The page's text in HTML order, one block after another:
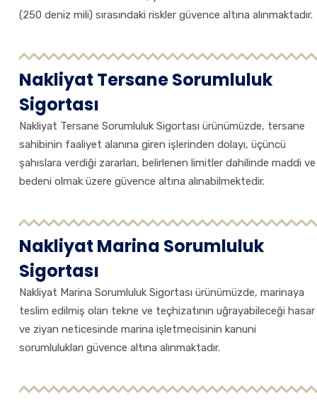
(250 deniz mili) sırasındaki riskler güvence altına alınmaktadır.
Nakliyat Tersane Sorumluluk
Sigortası
Nakliyat Tersane Sorumluluk Sigortası ürünümüzde, tersane
sahibinin faaliyet alanına giren işlerinden dolayı, üçüncü
şahıslara verdiği zararları, belirlenen limitler dahilinde maddi ve
bedeni olmak üzere güvence altına alınabilmektedir.
Nakliyat Marina Sorumluluk
Sigortası
Nakliyat Marina Sorumluluk Sigortası ürünümüzde, marinaya
teslim edilmiş olan tekne ve teçhizatının uğrayabileceği hasar
ve ziyan neticesinde marina işletmecisinin kanuni
sorumlulukları güvence altına alınmaktadır.